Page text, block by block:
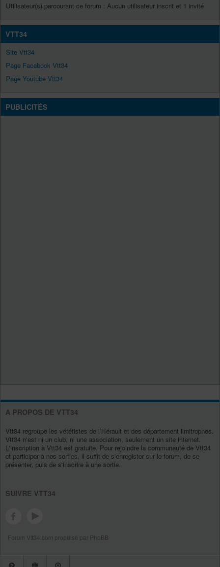
Utilisateur(s) parcourant ce forum : Aucun utilisateur inscrit et 1 invité
VTT34
Site Vtt34
Page Facebook Vtt34
Page Youtube Vtt34
PUBLICITÉS
A PROPOS DE VTT34
Vtt34 regroupe les vététistes de l’Hérault et des département limitrophes.
Vtt34 n'est ni un club, ni une association, seulement un site internet.
L'inscription à Vtt34 est gratuite. Pour rejoindre la communauté de Vtt34
et participer à nos sorties, il suffit de s'enregister sur le forum, de se
présenter, puis de s'inscrire à une sortie.
SUIVRE VTT34
Forum Vtt34.com propulsé par PhpBB